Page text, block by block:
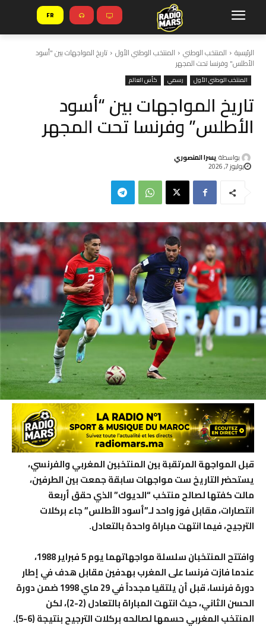
FR
الرئيسية المنتخب الوطني المنتخب الوطني الأول تاريخ المواجهات بين "أسود
الأطلس" وفرنسا تحت المجهر
المنتخب الوطني الأول رسمي كأس العالم
تاريخ المواجهات بين “أسود
الأطلس” وفرنسا تحت المجهر
بواسطةيسرا المنصوري
يوليوز 7, 2026
قبل المواجهة المرتقبة بين المنتخبين المغربي والفرنسي،
يستحضر التاريخ ست مواجهات سابقة جمعت بين الطرفين،
مالت كفتها لصالح منتخب “الديوك” الذي حقق أربعة
انتصارات، مقابل فوز واحد لـ”أسود الأطلس” جاء بركلات
الترجيح، فيما انتهت مباراة واحدة بالتعادل.
وافتتح المنتخبان سلسلة مواجهاتهما يوم 5 فبراير 1988،
عندما فازت فرنسا على المغرب بهدفين مقابل هدف في إطار
دورة فرنسا، قبل أن يلتقيا مجدداً في 29 ماي 1998 ضمن دورة
الحسن الثاني، حيث انتهت المباراة بالتعادل (2-2)، لكن
المنتخب المغربي حسمها لصالحه بركلات الترجيح بنتيجة (6-5).